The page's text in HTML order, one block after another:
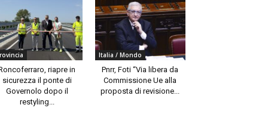
riapre in
sicurezza il ponte di
Governolo dopo il
restyling...
Italia / Mondo
Pnrr, Foti “Via libera da
Commissione Ue alla
proposta di revisione...